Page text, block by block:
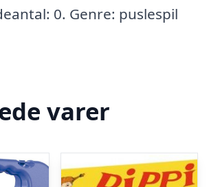
0. Genre: puslespil
varer